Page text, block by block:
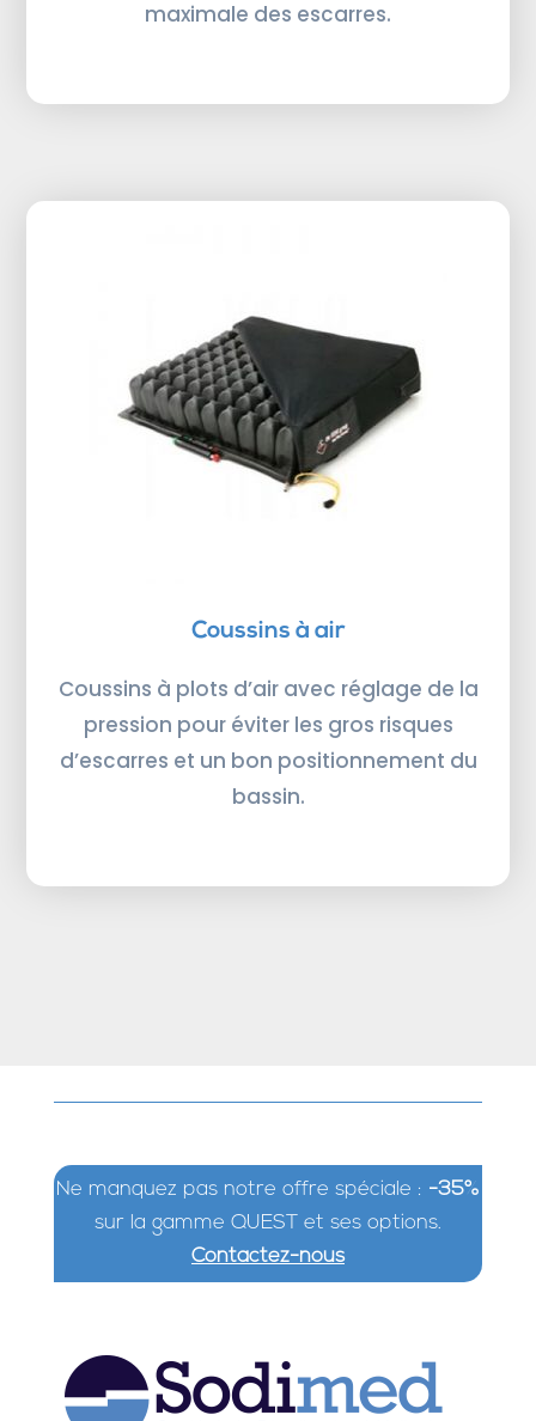
maximale des escarres.
Coussins à air
Coussins à plots d’air avec réglage de la
pression pour éviter les gros risques
d’escarres et un bon positionnement du
bassin.
Ne manquez pas notre offre spéciale : -35%
sur la gamme QUEST et ses options.
Contactez-nous